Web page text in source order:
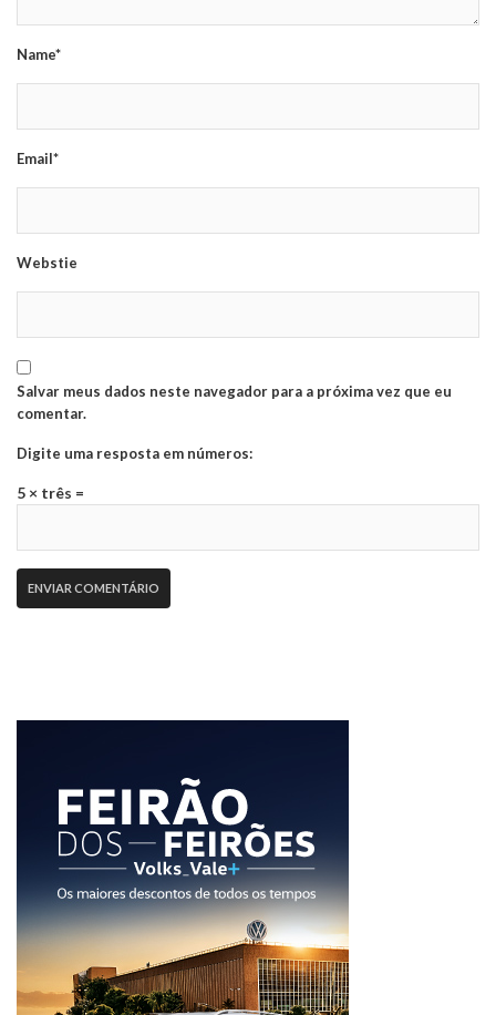
Name*
Email*
Webstie
Salvar meus dados neste navegador para a próxima vez que eu
comentar.
Digite uma resposta em números:
5 × três =